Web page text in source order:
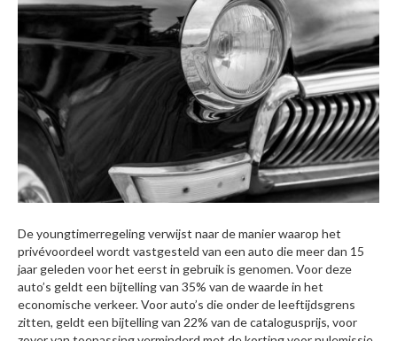
De youngtimerregeling verwijst naar de manier waarop het
privévoordeel wordt vastgesteld van een auto die meer dan 15
jaar geleden voor het eerst in gebruik is genomen. Voor deze
auto’s geldt een bijtelling van 35% van de waarde in het
economische verkeer. Voor auto’s die onder de leeftijdsgrens
zitten, geldt een bijtelling van 22% van de catalogusprijs, voor